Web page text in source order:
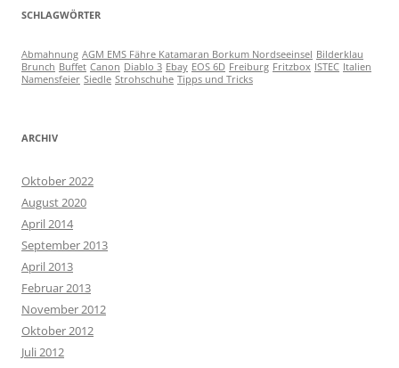
SCHLAGWÖRTER
Abmahnung AGM EMS Fähre Katamaran Borkum Nordseeinsel Bilderklau
Brunch Buffet Canon Diablo 3 Ebay EOS 6D Freiburg Fritzbox ISTEC Italien
Namensfeier Siedle Strohschuhe Tipps und Tricks
ARCHIV
Oktober 2022
August 2020
April 2014
September 2013
April 2013
Februar 2013
November 2012
Oktober 2012
Juli 2012